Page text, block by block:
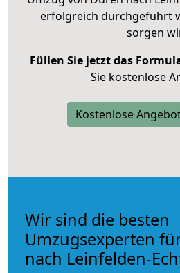
erfolgreich durchgeführt
sorgen
Füllen Sie jetzt das
Sie kostenlose
Kostenlose
Wir sind die besten
Umzugsexperten
nach Leinfelden-